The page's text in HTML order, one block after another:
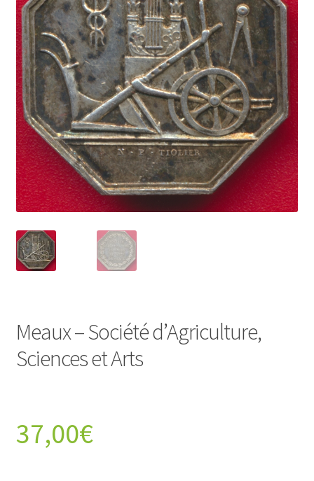
Meaux – Société d’Agriculture,
Sciences et Arts
37,00€